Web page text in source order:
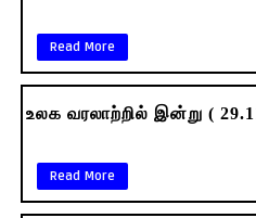
Read More
உலக வரலாற்றில் இன்று (
Read More